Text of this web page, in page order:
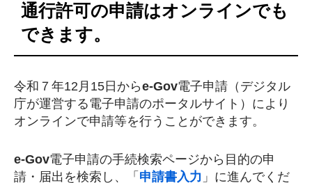
通行許可の申請はオンラインでも
できます。
令和７年12月15日からe-Gov電子申請（デジタル
庁が運営する電子申請のポータルサイト）により
オンラインで申請等を行うことができます。
e-Gov電子申請の手続検索ページから目的の申
請・届出を検索し、「申請書入力 」に進んでくだ